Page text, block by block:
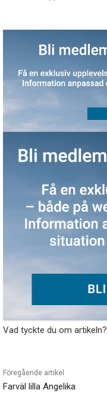
Vad tyckte du om artikeln?
Föregående artikel
Farväl lilla Angelika